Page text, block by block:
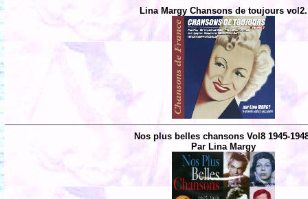
Lina Margy Chansons de toujours vol2.
Nos plus belles chansons Vol8 1945-
Par Lina Margy